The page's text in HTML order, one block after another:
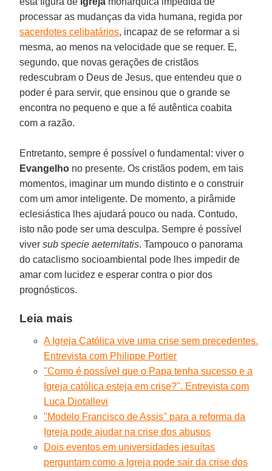
processar as mudanças da vida humana, regida por
sacerdotes celibatários, incapaz de se reformar a si
mesma, ao menos na velocidade que se requer. E,
segundo, que novas gerações de cristãos
redescubram o Deus de Jesus, que entendeu que o
poder é para servir, que ensinou que o grande se
encontra no pequeno e que a fé autêntica coabita
com a razão.
Entretanto, sempre é possível o fundamental: viver o
Evangelho no presente. Os cristãos podem, em tais
momentos, imaginar um mundo distinto e o construir
com um amor inteligente. De momento, a pirâmide
eclesiástica lhes ajudará pouco ou nada. Contudo,
isto não pode ser uma desculpa. Sempre é possível
viver sub specie aeternitatis. Tampouco o panorama
do cataclismo socioambiental pode lhes impedir de
amar com lucidez e esperar contra o pior dos
prognósticos.
Leia mais
A Igreja Católica vive uma crise sem precedentes.
Entrevista com Philippe Portier
"Como é possível que o Papa tenha sucesso e a
Igreja católica esteja em crise?". Entrevista com
Luca Diotallevi
''Modelo Francisco de Assis'' para a reforma da
Igreja pode ajudar na crise dos abusos
Dois eventos em universidades jesuítas
perguntam como a Igreja pode sair da crise dos